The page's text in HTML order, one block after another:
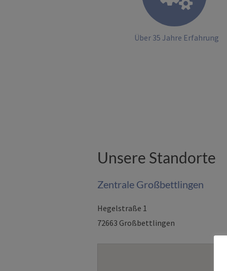
Über 35 Jahre Erfahrung
Unsere Standorte
Zentrale Großbettlingen
Hegelstraße 1
72663 Großbettlingen